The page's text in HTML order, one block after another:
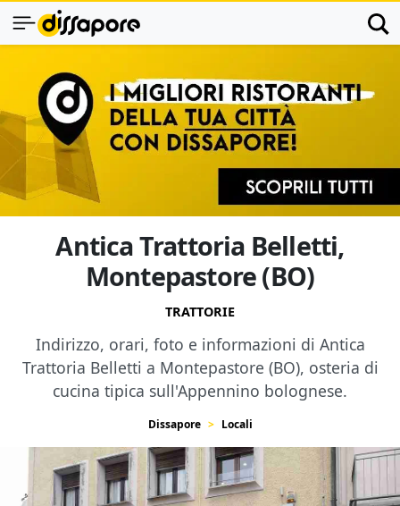
Antica Trattoria Belletti,
Montepastore (BO)
TRATTORIE
Indirizzo, orari, foto e informazioni di Antica
Trattoria Belletti a Montepastore (BO), osteria di
cucina tipica sull'Appennino bolognese.
Dissapore Locali